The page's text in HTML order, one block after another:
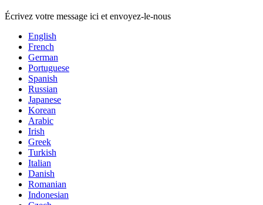
Écrivez votre message ici et envoyez-le-nous
English
French
German
Portuguese
Spanish
Russian
Japanese
Korean
Arabic
Irish
Greek
Turkish
Italian
Danish
Romanian
Indonesian